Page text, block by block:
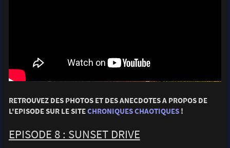
RETROUVEZ DES PHOTOS ET DES ANECDOTES A PROPOS DE
L'EPISODE SUR LE SITECHRONIQUES CHAOTIQUES!
EPISODE 8 : SUNSET DRIVE